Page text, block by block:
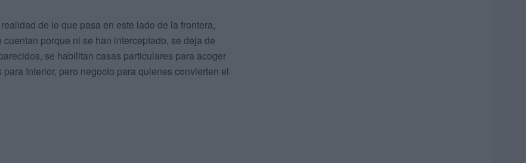
de lo que pasa en este lado de la frontera,
porque ni se han interceptado, se deja de
se habilitan casas particulares para acoger
Interior, pero negocio para quienes convierten el